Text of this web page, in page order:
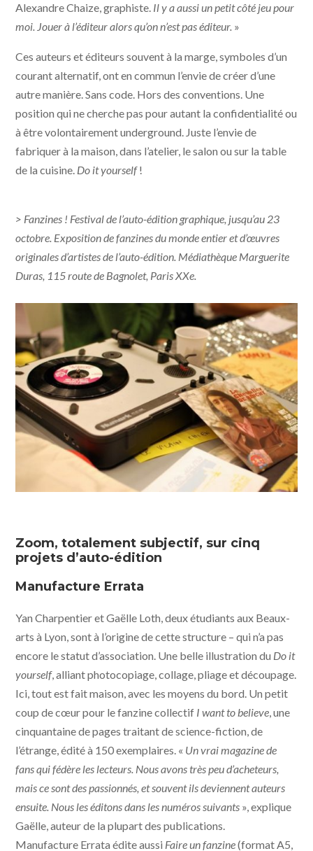
Alexandre Chaize, graphiste. Il y a aussi un petit côté jeu pour
moi. Jouer à l’éditeur alors qu’on n’est pas éditeur. »
Ces auteurs et éditeurs souvent à la marge, symboles d’un
courant alternatif, ont en commun l’envie de créer d’une
autre manière. Sans code. Hors des conventions. Une
position qui ne cherche pas pour autant la confidentialité ou
à être volontairement underground. Juste l’envie de
fabriquer à la maison, dans l’atelier, le salon ou sur la table
de la cuisine. Do it yourself!
> Fanzines ! Festival de l’auto-édition graphique, jusqu’au 23
octobre. Exposition de fanzines du monde entier et d’œuvres
originales d’artistes de l’auto-édition. Médiathèque Marguerite
Duras, 115 route de Bagnolet, Paris XXe.
Zoom, totalement subjectif, sur cinq
projets d’auto-édition
Manufacture Errata
Yan Charpentier et Gaëlle Loth, deux étudiants aux Beaux-
arts à Lyon, sont à l’origine de cette structure – qui n’a pas
encore le statut d’association. Une belle illustration du Do it
yourself, alliant photocopiage, collage, pliage et découpage.
Ici, tout est fait maison, avec les moyens du bord. Un petit
coup de cœur pour le fanzine collectif I want to believe, une
cinquantaine de pages traitant de science-fiction, de
l’étrange, édité à 150 exemplaires. « Un vrai magazine de
fans qui fédère les lecteurs. Nous avons très peu d’acheteurs,
mais ce sont des passionnés, et souvent ils deviennent auteurs
ensuite. Nous les éditons dans les numéros suivants », explique
Gaëlle, auteur de la plupart des publications.
Manufacture Errata édite aussi Faire un fanzine(format A5,